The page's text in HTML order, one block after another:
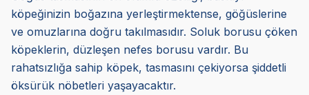
köpeğinizin boğazına yerleştirmektense, göğüslerine
ve omuzlarına doğru takılmasıdır. Soluk borusu çöken
köpeklerin, düzleşen nefes borusu vardır. Bu
rahatsızlığa sahip köpek, tasmasını çekiyorsa şiddetli
öksürük nöbetleri yaşayacaktır.